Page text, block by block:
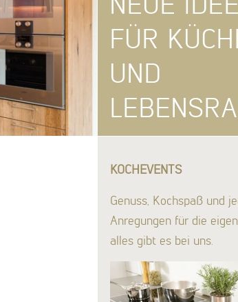
KOCHEVENTS
Genuss, Kochspaß und
Anregungen für die
alles gibt es bei uns.